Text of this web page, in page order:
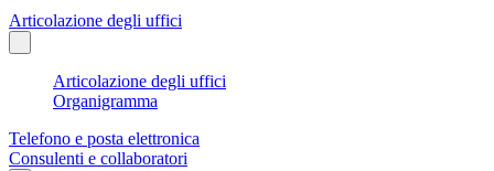
Articolazione degli uffici
Articolazione degli uffici
Organigramma
Telefono e posta elettronica
Consulenti e collaboratori